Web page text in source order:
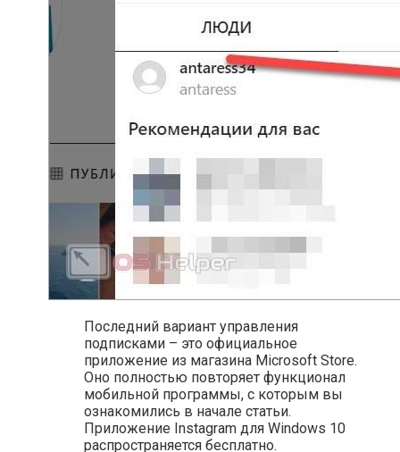
Последний вариант управления
подписками – это официальное
приложение из магазина Microsoft Store.
Оно полностью повторяет функционал
мобильной программы, с которым вы
ознакомились в начале статьи.
Приложение Instagram для Windows 10
распространяется бесплатно.